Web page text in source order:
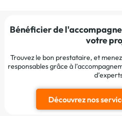
Bénéficier de
votre
Trouvez le bon prestataire, et
responsables grâce à
Découvrez nos